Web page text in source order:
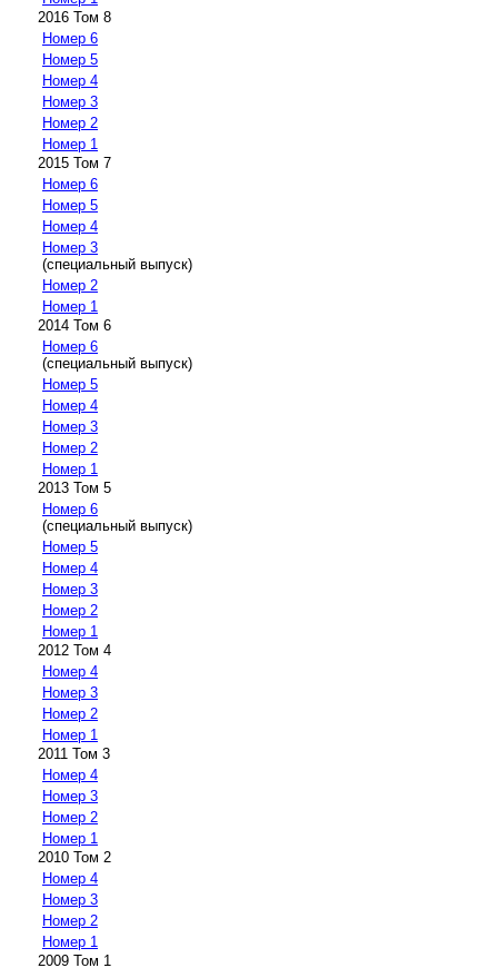
2016 Том 8
Номер 6
Номер 5
Номер 4
Номер 3
Номер 2
Номер 1
2015 Том 7
Номер 6
Номер 5
Номер 4
Номер 3
(специальный выпуск)
Номер 2
Номер 1
2014 Том 6
Номер 6
(специальный выпуск)
Номер 5
Номер 4
Номер 3
Номер 2
Номер 1
2013 Том 5
Номер 6
(специальный выпуск)
Номер 5
Номер 4
Номер 3
Номер 2
Номер 1
2012 Том 4
Номер 4
Номер 3
Номер 2
Номер 1
2011 Том 3
Номер 4
Номер 3
Номер 2
Номер 1
2010 Том 2
Номер 4
Номер 3
Номер 2
Номер 1
2009 Том 1